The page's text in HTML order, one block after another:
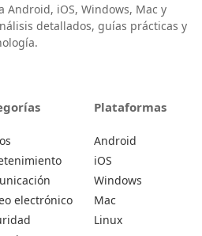
Android, iOS, Windows, Mac y
detallados, guías prácticas y
electrónico
Plataformas
Android
iOS
Windows
Mac
Linux